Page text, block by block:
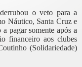
o veto para a
Náutico, Santa Cruz e
pagar somente após a
financeiro aos clubes
(Solidariedade)